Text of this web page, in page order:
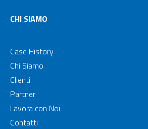
CHI SIAMO
Case History
Chi Siamo
Clienti
Partner
Lavora con Noi
Contatti